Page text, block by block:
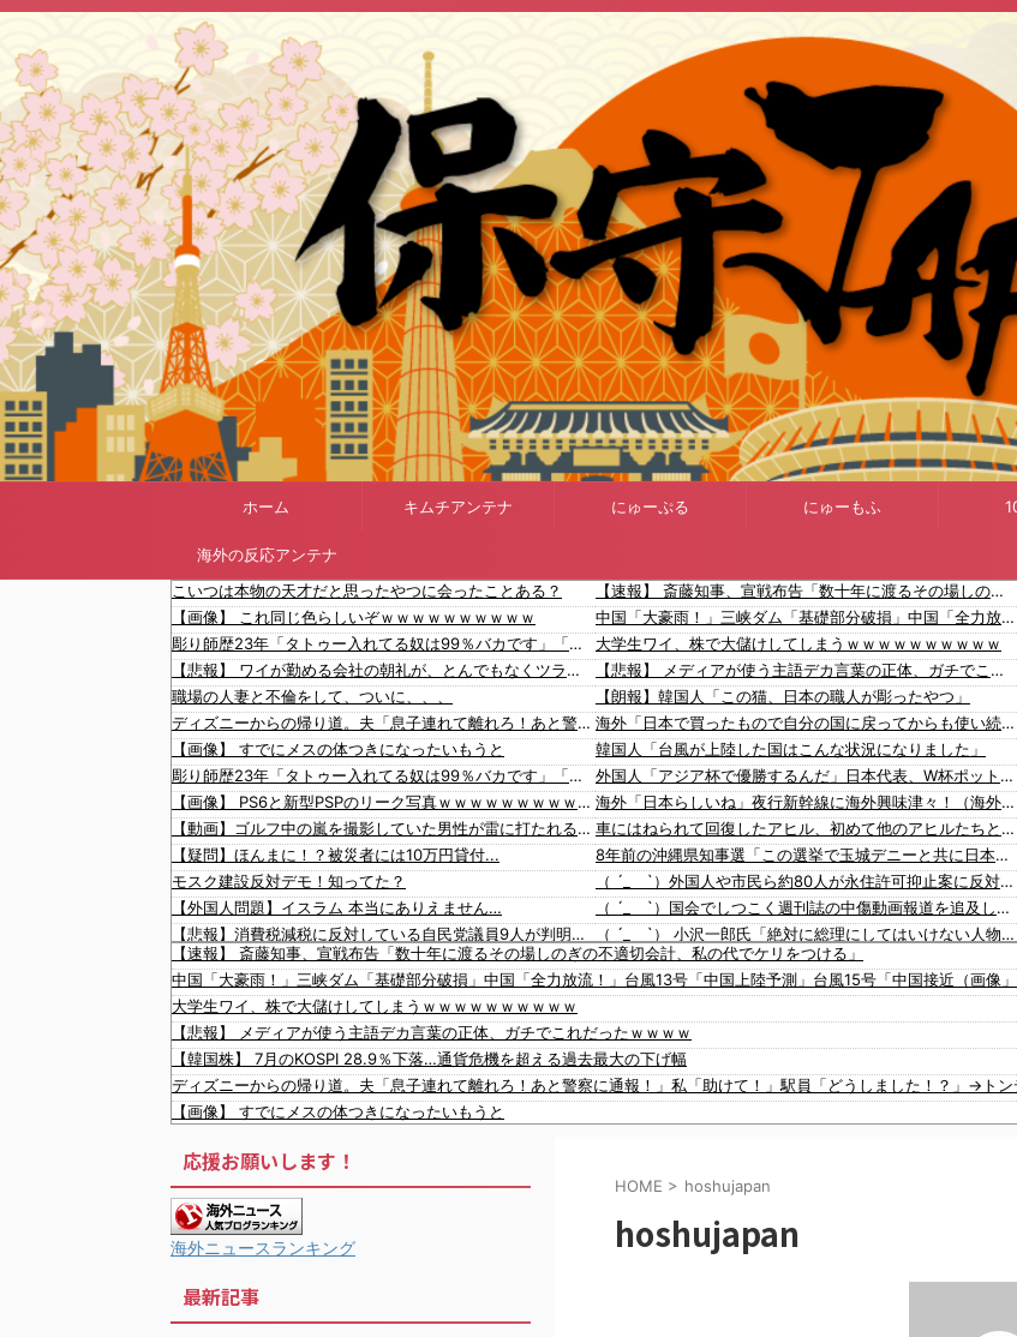
ホーム キムチアンテナ にゅーぷる にゅーもふ
海外の反応アンテナ
こいつは本物の天才だと思ったやつに会ったことある？
【画像】 これ同じ色らしいぞｗｗｗｗｗｗｗｗｗｗ
彫り師歴23年「タトゥー入れてる奴は99％バカです」「バカは5000円が好き」無断キャンセル、挨拶できない、金がない…客層をぶっちゃけ
【悲報】 ワイが勤める会社の朝礼が、とんでもなくツライｗｗｗｗｗｗｗｗｗｗ
職場の人妻と不倫をして、ついに、、、
ディズニーからの帰り道。夫「息子連れて離れろ！あと警察に通報！」私「助けて！」駅員「どうしました！？」→トンデモナイことに…
【画像】 すでにメスの体つきになったいもうと
彫り師歴23年「タトゥー入れてる奴は99％バカです」「バカは5000円が好き」無断キャンセル、挨拶できない、金がない…客層をぶっちゃけ
【画像】 PS6と新型PSPのリーク写真ｗｗｗｗｗｗｗｗｗｗｗｗｗｗｗｗｗｗｗ
【動画】ゴルフ中の嵐を撮影していた男性が雷に打たれる事故。
【疑問】ほんまに！？被災者には10万円貸付...
モスク建設反対デモ！知ってた？
【外国人問題】イスラム 本当にありえません…
【悲報】消費税減税に反対している自民党議員9人が判明ｗｗｗｗｗｗ
【悲報】中国、橋の欄干が強風一発で粉々に 鉄筋ゼロ 当局「接着剤でくっつけただけ」「正常で、品質問題はない」
蒋介石、共産党に武器を届け続けて「運輸大隊長」と呼ばれる
【ポケモンカード】中国ベトナムの転売ヤーだらけ…
稲田朋美「減税反対！」→選挙前は公約でお願いしていた
【動画】これは怖い。三重の国道23号で撮影された避けようがないもらい事故の瞬間。
【速報】 斎藤知事、宣戦布告「数十年に渡るその場しのぎの不適切会計、私の代でケリをつける」
中国「大豪雨！」三峡ダム「基礎部分破損」中国「全力放流！」台風13号「中国上陸予測」台風15号「中国接近（画像」中国「台風同時上陸！（穀物生産が壊滅危機」→
大学生ワイ、株で大儲けしてしまうｗｗｗｗｗｗｗｗｗｗ
【悲報】 メディアが使う主語デカ言葉の正体、ガチでこれだったｗｗｗｗ
【朗報】韓国人「この猫、日本の職人が彫ったやつ」
海外「日本で買ったもので自分の国に戻ってからも使い続けてるものってある？」
韓国人「台風が上陸した国はこんな状況になりました」
外国人「アジア杯で優勝するんだ」日本代表、W杯ポット1入りに現実味!?2030大会で出場枠「64」なら追い風に！アメリカ人もポット1争いに熱視線！【海外の反応】
海外「日本らしいね」夜行新幹線に海外興味津々！（海外の反応）
車にはねられて回復したアヒル、初めて他のアヒルたちと対面「尻尾のふりふりで泣いた」【海外の反応】
8年前の沖縄県知事選「この選挙で玉城デニーと共に日本政府からアメリカから沖縄を取り戻す」
（ ´_ゝ`）外国人や市民ら約80人が永住許可抑止案に反対を訴え「選別、差別の作業」「国会審議も経ずいきなり厳格化する国に誰が来ますか！」「今すぐ撤回を」
（ ´_ゝ`）国会でしつこく週刊誌の中傷動画報道を追及した立憲議員、自身への誹謗中傷・苦情電話被害を訴え「総理に疑問を質す、当然のことをしただけ」「日本の民主主義の危機」
（ ´_ゝ`） 小沢一郎氏「絶対に総理にしてはいけない人物を、総理にしてしまった。もはや取り返しがつかない」
韓国人「海外が想像する韓国人キャラクターのイメージがこちら・・・」
【速報】 斎藤知事、宣戦布告「数十年に渡るその場しのぎの不適切会計、私の代でケリをつける」
中国「大豪雨！」三峡ダム「基礎部分破損」中国「全力放流！」台風13号「中国上陸予測」台風15号「中国接近（画像
大学生ワイ、株で大儲けしてしまうｗｗｗｗｗｗｗｗｗｗ
【悲報】 メディアが使う主語デカ言葉の正体、ガチでこれだったｗｗｗｗ
【韓国株】 7月のKOSPI 28.9％下落…通貨危機を超える過去最大の下げ幅
ディズニーからの帰り道。夫「息子連れて離れろ！あと警察に通報！」私「助けて！」駅員「どうしました！？」→ト
【画像】 すでにメスの体つきになったいもうと
減税を潰しにいった財務省エース2人、岸田と菅の後ろ盾があるから地位は安泰だと信じていたら……
韓国人「台風が上陸した国はこんな状況になりました」
【画像】 PS6と新型PSPのリーク写真ｗｗｗｗｗｗｗｗｗｗｗｗｗｗｗｗｗｗｗ
韓国人「日本でもボールペンを作れるくらいなら、韓国が本気を出せばすぐ作れるはずです」
韓国人「日本の某ゲームが米国進出した当時、アメリカ国内で巻き起こった熱狂的ブームの様子がこちら…」＝韓国の反応
韓国人「韓国人が『日本の地下鉄は複雑すぎる』と感じる驚きの理由がこちらです‥」→「あまりの難易度の高さに冷や
HOME > hoshujapan
hoshujapan
応援お願いします！
海外ニュースランキング
最新記事